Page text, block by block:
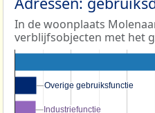
In de woonplaats
verblijfsobjecten met het
Overige gebruiksfunctie
Overige gebruiksfunctie
Industriefunctie
Industriefunctie